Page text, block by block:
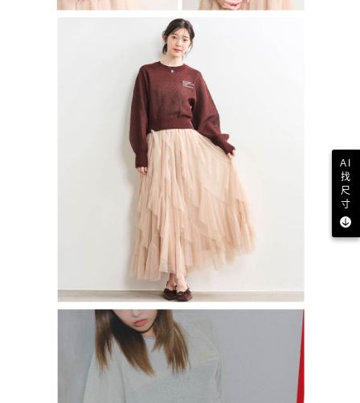
AI
找
尺
寸